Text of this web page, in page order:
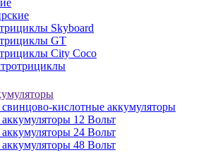
Skyboard
GT
City Coco
кислотные аккумуляторы
12 Вольт
24 Вольт
48 Вольт